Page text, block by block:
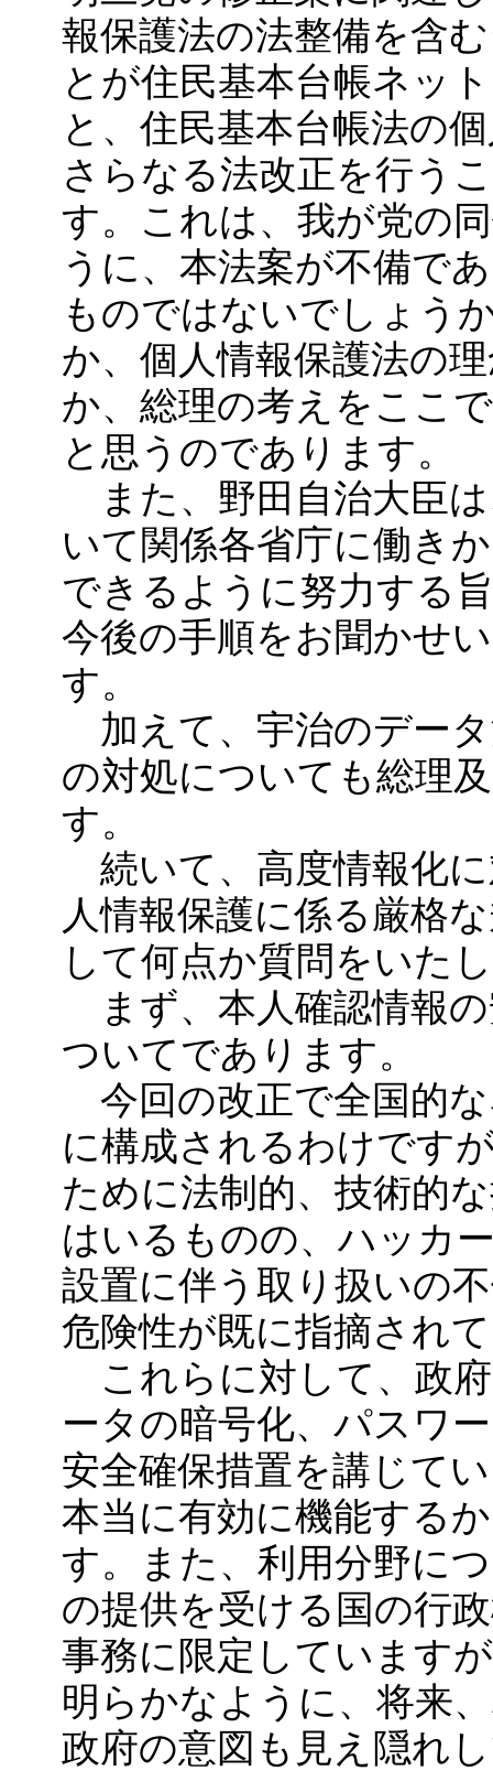
報保護法の法整備を含
とが住民基本台帳ネッ
と、住民基本台帳法の
さらなる法改正を行う
す。これは、我が党の
うに、本法案が不備で
ものではないでしょう
か、個人情報保護法の
か、総理の考えをここ
と思うのであります。
また、野田自治大臣
いて関係各省庁に働き
できるように努力する
今後の手順をお聞かせ
す。
加えて、宇治のデー
の対処についても総理
す。
続いて、高度情報化
人情報保護に係る厳格
して何点か質問をいた
まず、本人確認情報
ついてであります。
今回の改正で全国的
に構成されるわけです
ために法制的、技術的
はいるものの、ハッカ
設置に伴う取り扱いの
危険性が既に指摘され
これらに対して、政
ータの暗号化、パスワ
安全確保措置を講じて
本当に有効に機能する
す。また、利用分野に
の提供を受ける国の行
事務に限定しています
明らかなように、将来
政府の意図も見え隠れ